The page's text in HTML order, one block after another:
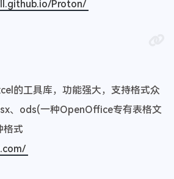
Proton/
的工具库，功能强大，支持格式众
、ods(一种OpenOffice专有表格文
格式